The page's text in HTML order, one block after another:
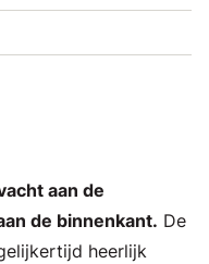
aan de
de binnenkant. De
heerlijk